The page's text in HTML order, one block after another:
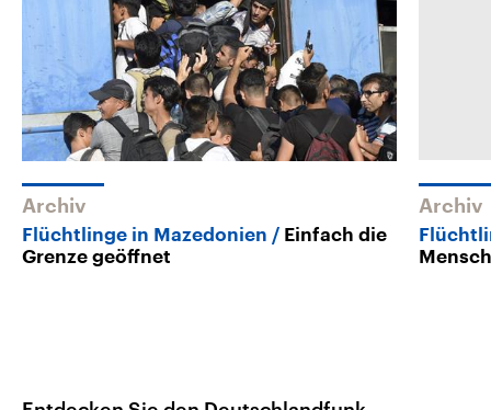
Archiv
Flüchtlinge in Mazedonien
Einfach die
Grenze geöffnet
Archiv